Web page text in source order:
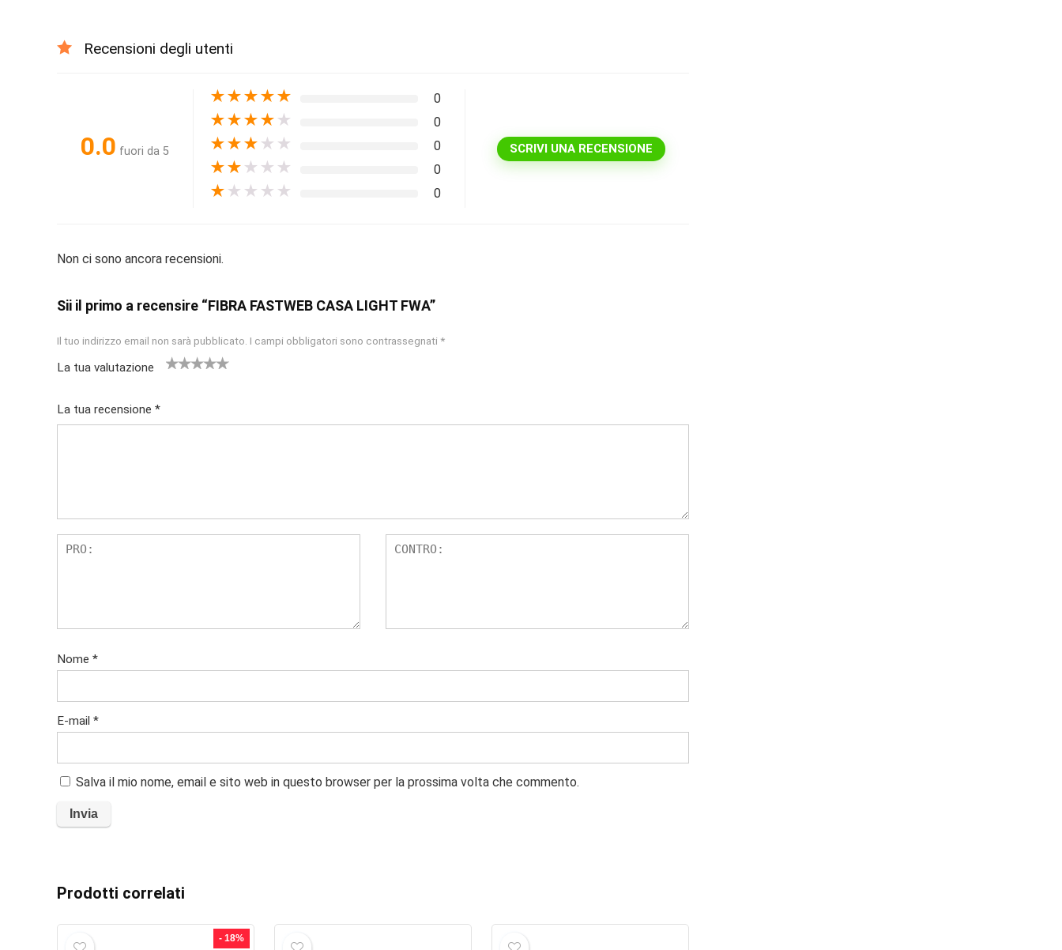
Recensioni degli utenti
0.0 fuori da 5
★★★★★ 0
★★★★ ★ 0
★★★ ★ ★ 0
★★ ★ ★ ★ 0
★ ★ ★ ★ ★ 0
SCRIVI UNA RECENSIONE
Non ci sono ancora recensioni.
Sii il primo a recensire “FIBRA FASTWEB CASA LIGHT FWA”
Il tuo indirizzo email non sarà pubblicato. I campi obbligatori sono contrassegnati *
La tua valutazione
La tua recensione *
Nome *
E-mail *
Salva il mio nome, email e sito web in questo browser per la prossima volta che commento.
Prodotti correlati
- 18%